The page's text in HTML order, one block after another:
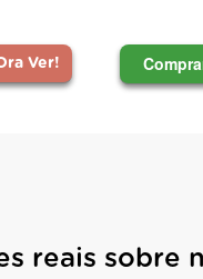
Ver!
reais sobre